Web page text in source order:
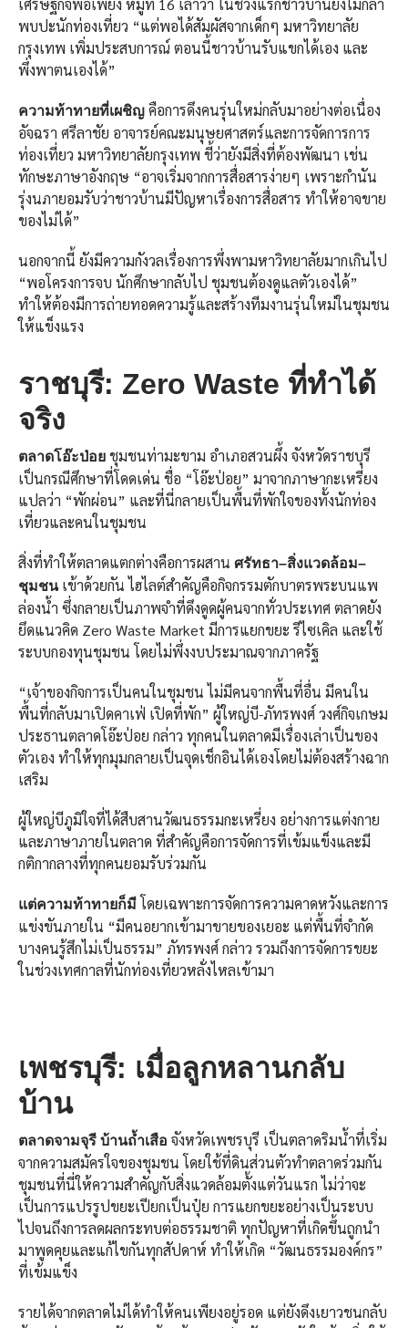
เศรษฐกิจพอเพียง หมู่ที่ 16 เล่าว่า ในช่วงแรกชาวบ้านยังไม่กล้า
พบปะนักท่องเที่ยว “แต่พอได้สัมผัสจากเด็กๆ มหาวิทยาลัย
กรุงเทพ เพิ่มประสบการณ์ ตอนนี้ชาวบ้านรับแขกได้เอง และ
พึ่งพาตนเองได้”
ความท้าทายที่เผชิญ คือการดึงคนรุ่นใหม่กลับมาอย่างต่อเนื่อง
อัจฉรา ศรีลาชัย อาจารย์คณะมนุษยศาสตร์และการจัดการการ
ท่องเที่ยว มหาวิทยาลัยกรุงเทพ ชี้ว่ายังมีสิ่งที่ต้องพัฒนา เช่น
ทักษะภาษาอังกฤษ “อาจเริ่มจากการสื่อสารง่ายๆ เพราะกำนัน
รุ่งนภายอมรับว่าชาวบ้านมีปัญหาเรื่องการสื่อสาร ทำให้อาจขาย
ของไม่ได้”
นอกจากนี้ ยังมีความกังวลเรื่องการพึ่งพามหาวิทยาลัยมากเกินไป
“พอโครงการจบ นักศึกษากลับไป ชุมชนต้องดูแลตัวเองได้”
ทำให้ต้องมีการถ่ายทอดความรู้และสร้างทีมงานรุ่นใหม่ในชุมชน
ให้แข็งแรง
ราชบุรี: Zero Waste ที่ทำได้
จริง
ตลาดโอ๊ะป่อย ชุมชนท่ามะขาม อำเภอสวนผึ้ง จังหวัดราชบุรี
เป็นกรณีศึกษาที่โดดเด่น ชื่อ “โอ๊ะป่อย” มาจากภาษากะเหรี่ยง
แปลว่า “พักผ่อน” และที่นี่กลายเป็นพื้นที่พักใจของทั้งนักท่อง
เที่ยวและคนในชุมชน
สิ่งที่ทำให้ตลาดแตกต่างคือการผสาน ศรัทธา–สิ่งแวดล้อม–
ชุมชนเข้าด้วยกัน ไฮไลต์สำคัญคือกิจกรรมตักบาตรพระบนแพ
ล่องน้ำ ซึ่งกลายเป็นภาพจำที่ดึงดูดผู้คนจากทั่วประเทศ ตลาดยัง
ยึดแนวคิด Zero Waste Market มีการแยกขยะ รีไซเคิล และใช้
ระบบกองทุนชุมชน โดยไม่พึ่งงบประมาณจากภาครัฐ
“เจ้าของกิจการเป็นคนในชุมชน ไม่มีคนจากพื้นที่อื่น มีคนใน
พื้นที่กลับมาเปิดคาเฟ่ เปิดที่พัก” ผู้ใหญ่บี-ภัทรพงศ์ วงศ์กิจเกษม
ประธานตลาดโอ๊ะป่อย กล่าว ทุกคนในตลาดมีเรื่องเล่าเป็นของ
ตัวเอง ทำให้ทุกมุมกลายเป็นจุดเช็กอินได้เองโดยไม่ต้องสร้างฉาก
เสริม
ผู้ใหญ่บีภูมิใจที่ได้สืบสานวัฒนธรรมกะเหรี่ยง อย่างการแต่งกาย
และภาษาภายในตลาด ที่สำคัญคือการจัดการที่เข้มแข็งและมี
กติกากลางที่ทุกคนยอมรับร่วมกัน
แต่ความท้าทายก็มี โดยเฉพาะการจัดการความคาดหวังและการ
แข่งขันภายใน “มีคนอยากเข้ามาขายของเยอะ แต่พื้นที่จำกัด
บางคนรู้สึกไม่เป็นธรรม” ภัทรพงศ์ กล่าว รวมถึงการจัดการขยะ
ในช่วงเทศกาลที่นักท่องเที่ยวหลั่งไหลเข้ามา
เพชรบุรี: เมื่อลูกหลานกลับ
บ้าน
ตลาดจามจุรี บ้านถ้ำเสือ จังหวัดเพชรบุรี เป็นตลาดริมน้ำที่เริ่ม
จากความสมัครใจของชุมชน โดยใช้ที่ดินส่วนตัวทำตลาดร่วมกัน
ชุมชนที่นี่ให้ความสำคัญกับสิ่งแวดล้อมตั้งแต่วันแรก ไม่ว่าจะ
เป็นการแปรรูปขยะเปียกเป็นปุ๋ย การแยกขยะอย่างเป็นระบบ
ไปจนถึงการลดผลกระทบต่อธรรมชาติ ทุกปัญหาที่เกิดขึ้นถูกนำ
มาพูดคุยและแก้ไขกันทุกสัปดาห์ ทำให้เกิด “วัฒนธรรมองค์กร”
ที่เข้มแข็ง
รายได้จากตลาดไม่ได้ทำให้คนเพียงอยู่รอด แต่ยังดึงเยาวชนกลับ